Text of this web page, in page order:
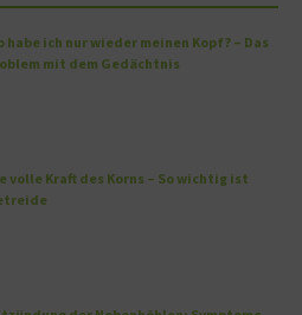
habe ich nur wieder meinen Kopf? – Das
mit dem Gedächtnis
volle Kraft des Korns – So wichtig ist